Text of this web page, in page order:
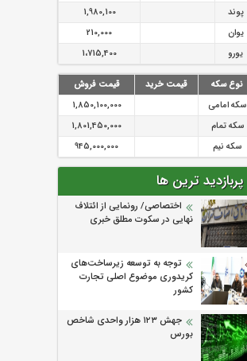
پوند
1,980,100
یوان
210,000
یورو
1،715,400
نوع سکه قیمت خرید
قیمت فروش
سکه امامی
1,850,100,000
سکه تمام
1,801,450,000
سکه نیم
945,000,000
پربازدید ترین ها
اختصاصی/ رونمایی از ائتلاف‌
نهایی در سکوت مطلق خبری
توجه به توسعه زیرساخت‌های
کریدوری موضوع اصلی تجارت
کشور
جهش ۱۲۳ هزار واحدی شاخص
بورس